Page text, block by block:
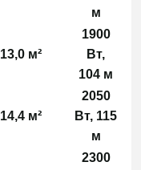
м
13,0 м²
1900
Вт,
104 м
14,4 м²
2050
Вт, 115
м
2300